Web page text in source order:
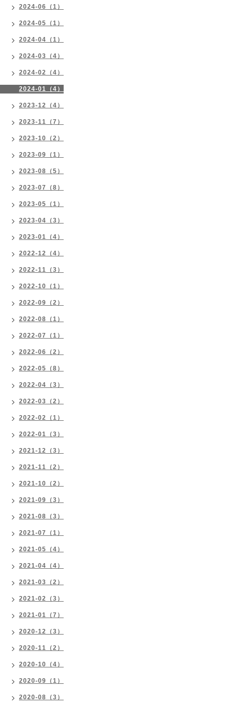
2024-06（1）
2024-05（1）
2024-04（1）
2024-03（4）
2024-02（4）
2024-01（4）
2023-12（4）
2023-11（7）
2023-10（2）
2023-09（1）
2023-08（5）
2023-07（8）
2023-05（1）
2023-04（3）
2023-01（4）
2022-12（4）
2022-11（3）
2022-10（1）
2022-09（2）
2022-08（1）
2022-07（1）
2022-06（2）
2022-05（8）
2022-04（3）
2022-03（2）
2022-02（1）
2022-01（3）
2021-12（3）
2021-11（2）
2021-10（2）
2021-09（3）
2021-08（3）
2021-07（1）
2021-05（4）
2021-04（4）
2021-03（2）
2021-02（3）
2021-01（7）
2020-12（3）
2020-11（2）
2020-10（4）
2020-09（1）
2020-08（3）